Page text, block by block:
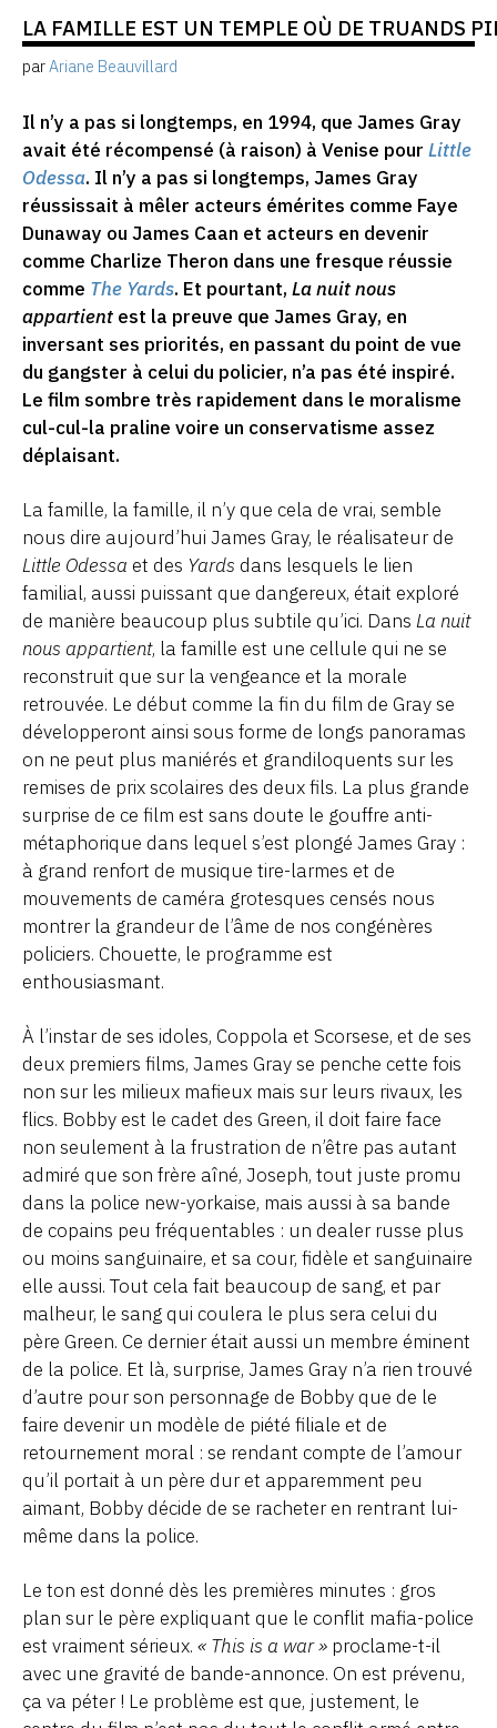
LA FAMILLE EST UN TEMPLE OÙ DE TRUANDS
par Ariane Beauvillard
Il n’y a pas si longtemps, en 1994, que James Gray
avait été récompensé (à raison) à Venise pour Little
Odessa. Il n’y a pas si longtemps, James Gray
réussissait à mêler acteurs émérites comme Faye
Dunaway ou James Caan et acteurs en devenir
comme Charlize Theron dans une fresque réussie
comme The Yards. Et pourtant, La nuit nous
appartient est la preuve que James Gray, en
inversant ses priorités, en passant du point de vue
du gangster à celui du policier, n’a pas été inspiré.
Le film sombre très rapidement dans le moralisme
cul-cul-la praline voire un conservatisme assez
déplaisant.
La famille, la famille, il n’y que cela de vrai, semble
nous dire aujourd’hui James Gray, le réalisateur de
Little Odessa et des Yards dans lesquels le lien
familial, aussi puissant que dangereux, était exploré
de manière beaucoup plus subtile qu’ici. Dans La nuit
nous appartient, la famille est une cellule qui ne se
reconstruit que sur la vengeance et la morale
retrouvée. Le début comme la fin du film de Gray se
développeront ainsi sous forme de longs panoramas
on ne peut plus maniérés et grandiloquents sur les
remises de prix scolaires des deux fils. La plus grande
surprise de ce film est sans doute le gouffre anti-
métaphorique dans lequel s’est plongé James Gray :
à grand renfort de musique tire-larmes et de
mouvements de caméra grotesques censés nous
montrer la grandeur de l’âme de nos congénères
policiers. Chouette, le programme est
enthousiasmant.
À l’instar de ses idoles, Coppola et Scorsese, et de ses
deux premiers films, James Gray se penche cette fois
non sur les milieux mafieux mais sur leurs rivaux, les
flics. Bobby est le cadet des Green, il doit faire face
non seulement à la frustration de n’être pas autant
admiré que son frère aîné, Joseph, tout juste promu
dans la police new-yorkaise, mais aussi à sa bande
de copains peu fréquentables : un dealer russe plus
ou moins sanguinaire, et sa cour, fidèle et sanguinaire
elle aussi. Tout cela fait beaucoup de sang, et par
malheur, le sang qui coulera le plus sera celui du
père Green. Ce dernier était aussi un membre éminent
de la police. Et là, surprise, James Gray n’a rien trouvé
d’autre pour son personnage de Bobby que de le
faire devenir un modèle de piété filiale et de
retournement moral : se rendant compte de l’amour
qu’il portait à un père dur et apparemment peu
aimant, Bobby décide de se racheter en rentrant lui-
même dans la police.
Le ton est donné dès les premières minutes : gros
plan sur le père expliquant que le conflit mafia-police
est vraiment sérieux. « This is a war » proclame-t-il
avec une gravité de bande-annonce. On est prévenu,
ça va péter ! Le problème est que, justement, le